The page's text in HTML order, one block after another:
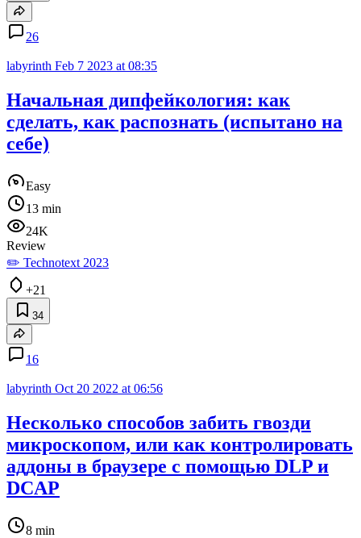
26
labyrinth Feb 7 2023 at 08:35
Начальная дипфейкология: как
сделать, как распознать (испытано на
себе)
Easy
13 min
24K
Review
✏️ Technotext 2023
+21
34
16
labyrinth Oct 20 2022 at 06:56
Несколько способов забить гвозди
микроскопом, или как контролировать
аддоны в браузере с помощью DLP и
DCAP
8 min